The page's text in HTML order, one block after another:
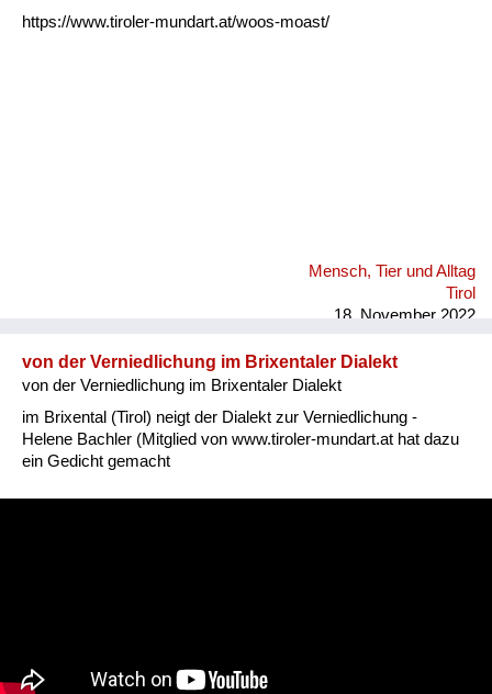
https://www.tiroler-mundart.at/woos-moast/
Mensch, Tier und Alltag
Tirol
18. November 2022
von der Verniedlichung im Brixentaler Dialekt
von der Verniedlichung im Brixentaler Dialekt
im Brixental (Tirol) neigt der Dialekt zur Verniedlichung -
Helene Bachler (Mitglied von www.tiroler-mundart.at hat dazu
ein Gedicht gemacht